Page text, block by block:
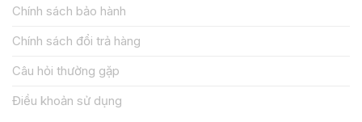
Chính sách bảo hành
Chính sách đổi trả hàng
Câu hỏi thường gặp
Điều khoản sử dụng